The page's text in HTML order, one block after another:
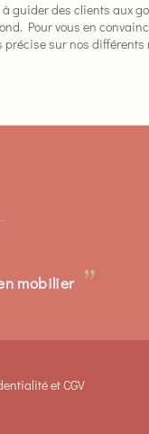
guider des clients aux
Pour vous en
sur nos différents
mobilier”
et CGV